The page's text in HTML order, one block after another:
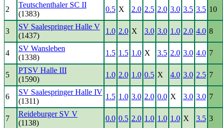
2
Teutschenthaler SC II
(1383)
0.5 X 2.0 2.5 2.0 3.0 3.5 3.5 10
3
SV Saalespringer Halle V
(1437)
1.0 2.0 X 3.0 3.0 1.0 2.0 4.0 8
4
SV Wansleben
(1338)
1.5 1.5 1.0 X 3.5 2.0 3.0 4.0 7
5
PTSV Halle III
(1590)
1.0 2.0 1.0 0.5 X 4.0 3.0 2.5 7
6
SV Saalespringer Halle IV
(1311)
1.5 1.0 3.0 2.0 0.0 X 3.0 3.0 7
7
Reideburger SV V
(1138)
0.0 0.5 2.0 1.0 1.0 1.0 X 3.5 3